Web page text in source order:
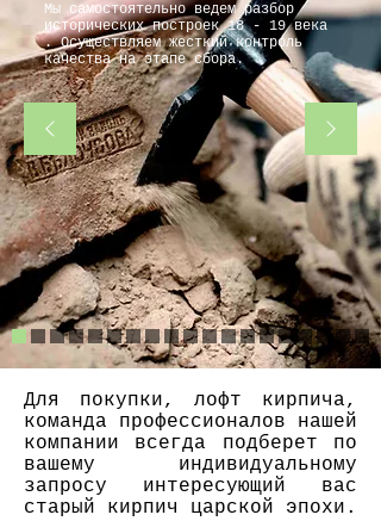
Мы самостоятельно ведем разбор
исторических построек 18 - 19 века
. Осуществляем жесткий контроль
качества на этапе сбора.
Для покупки, лофт кирпича,
команда профессионалов нашей
компании всегда подберет по
вашему индивидуальному
запросу интересующий вас
старый кирпич царской эпохи.​